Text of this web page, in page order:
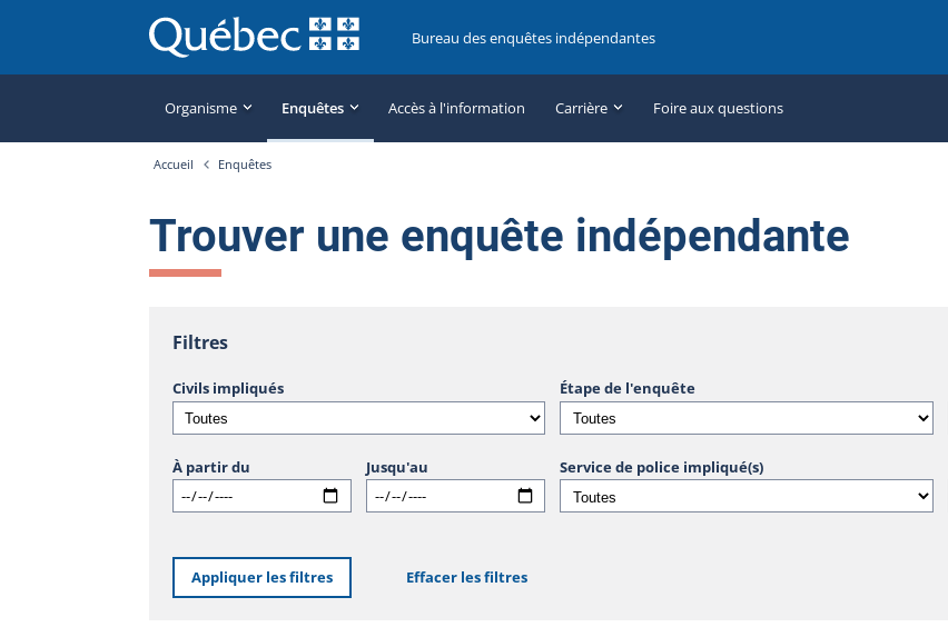
Bureau des enquêtes indépendantes
Organisme Enquêtes Accès à l'information Carrière Foire aux questions
Accueil Enquêtes
Trouver une enquête indépendante
Filtres
Civils impliqués Étape de l'enquête
À partir du Jusqu'au Service de police impliqué(s)
Appliquer les filtres Effacer les filtres